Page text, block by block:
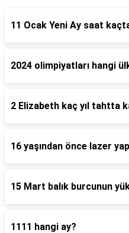
11 Ocak Yeni Ay saat
2024 olimpiyatları hangi
2 Elizabeth kaç yıl tahtta
16 yaşından önce lazer
15 Mart balık burcunun
1111 hangi ay?